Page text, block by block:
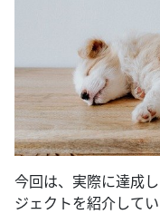
今回は、実際に達成
ジェクトを紹介してい